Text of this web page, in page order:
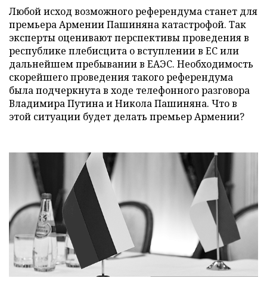
Любой исход возможного референдума станет для
премьера Армении Пашиняна катастрофой. Так
эксперты оценивают перспективы проведения в
республике плебисцита о вступлении в ЕС или
дальнейшем пребывании в ЕАЭС. Необходимость
скорейшего проведения такого референдума
была подчеркнута в ходе телефонного разговора
Владимира Путина и Никола Пашиняна. Что в
этой ситуации будет делать премьер Армении?